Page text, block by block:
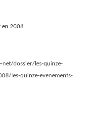
en 2008
dossier/les-quinze-
les-quinze-evenements-